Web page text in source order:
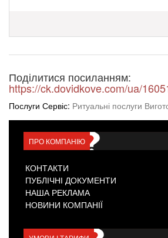
Поділитися посиланням:
https://ck.dovidkove.com/ua/
Послуги Сервіс: Ритуальні послуги
ПРО КОМПАНІЮ
КОНТАКТИ
ПУБЛІЧНІ ДОКУМЕНТИ
НАША РЕКЛАМА
НОВИНИ КОМПАНІЇ